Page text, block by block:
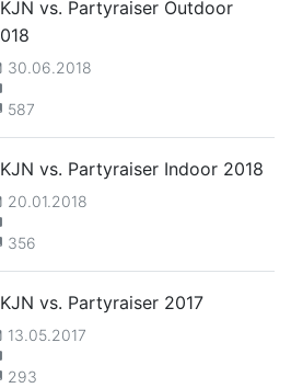
vs. Partyraiser Outdoor
30.06.2018
587
vs. Partyraiser Indoor 2018
20.01.2018
356
vs. Partyraiser 2017
13.05.2017
293